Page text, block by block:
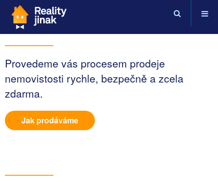
Provedeme vás procesem prodeje
nemovistosti rychle, bezpečně a zcela
zdarma.
Jak prodáváme